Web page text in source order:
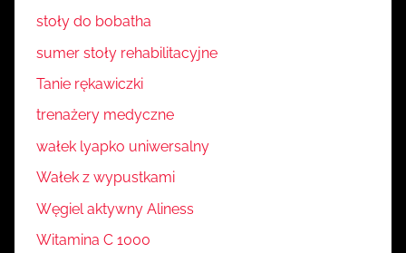
stoły do bobatha
sumer stoły rehabilitacyjne
Tanie rękawiczki
trenażery medyczne
wałek lyapko uniwersalny
Wałek z wypustkami
Węgiel aktywny Aliness
Witamina C 1000